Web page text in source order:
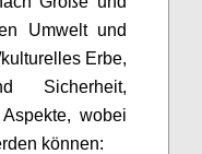
Umwelt und
Erbe,
Sicherheit,
wobei
können: